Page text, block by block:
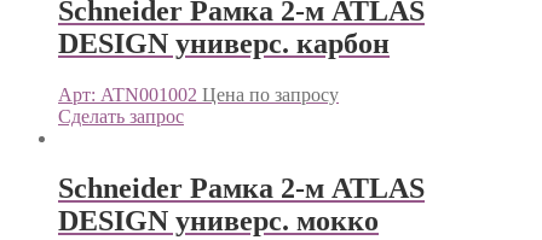
Schneider Рамка 2-м ATLAS
DESIGN универс. карбон
Арт: ATN001002 Цена по запросу
Сделать запрос
Schneider Рамка 2-м ATLAS
DESIGN универс. мокко